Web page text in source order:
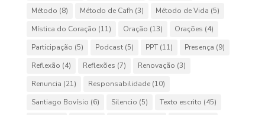
Método (8) Método de Cafh (3) Método de Vida (5)
Mística do Coração (11) Oração (13) Orações (4)
Participação (5) Podcast(5) PPT(11) Presença (9)
Reflexão (4) Reflexões (7) Renovação (3)
Renuncia (21) Responsabilidade(10)
Santiago Bovísio (6) Silencio (5) Texto escrito (45)